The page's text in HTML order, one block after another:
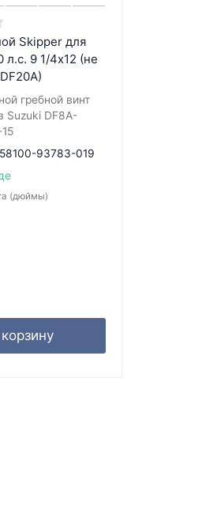
Skipper для
л.с. 9 1/4x12 (не
гребной винт
Suzuki DF8A-
93783-019
(дюймы)